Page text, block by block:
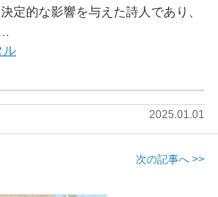
定的な影響を与えた詩人であり、
ル
2025.01.01
次の記事へ >>